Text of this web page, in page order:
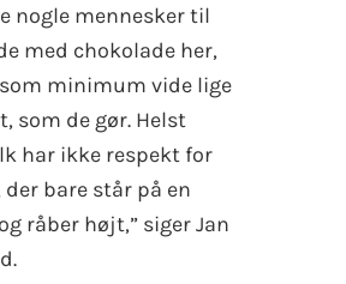
nogle mennesker til
med chokolade her,
minimum vide lige
som de gør. Helst
har ikke respekt for
der bare står på en
råber højt,” siger Jan